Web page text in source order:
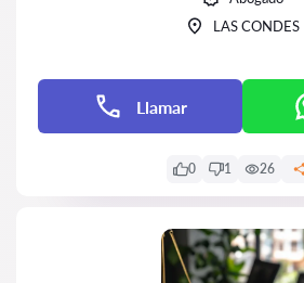
LAS CONDES
Llamar
0 1 26